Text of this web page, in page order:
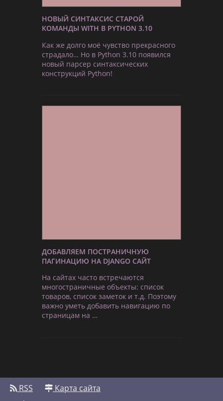
НОВЫЙ СИНТАКСИС СТАРОЙ
КОМАНДЫ WITH В PYTHON 3.10
Как же долго моё чувство прекрасного
страдало… Но в Python 3.10 появился
новый парсер синтаксических
конструкций Python!
ДОБАВЛЯЕМ ПОСТРАНИЧНУЮ
ПАГИНАЦИЮ НА DJANGO САЙТ
На сайтах часто встречаются
многостраничные объекты: список
товаров, список заметок и т.д. Поэтому
важно уметь добавить навигацию по
страницам на …
RSS
Карта сайта